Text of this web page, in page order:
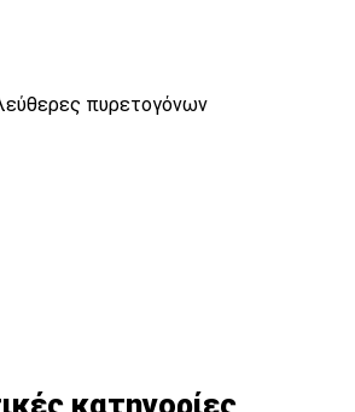
πυρετογόνων
κατηγορίες